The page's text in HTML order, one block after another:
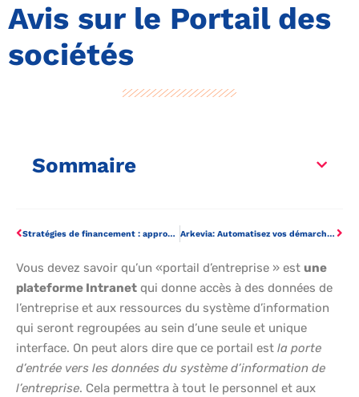
Avis sur le Portail des
sociétés
Sommaire
Stratégies de financement : approche jumelée, conservatrice, agressive Arkevia: Automatisez vos démarches RH grâce à ce coffre-fort numérique
Vous devez savoir qu’un «portail d’entreprise » est une
plateforme Intranet qui donne accès à des données de
l’entreprise et aux ressources du système d’information
qui seront regroupées au sein d’une seule et unique
interface. On peut alors dire que ce portail est la porte
d’entrée vers les données du système d’information de
l’entreprise. Cela permettra à tout le personnel et aux